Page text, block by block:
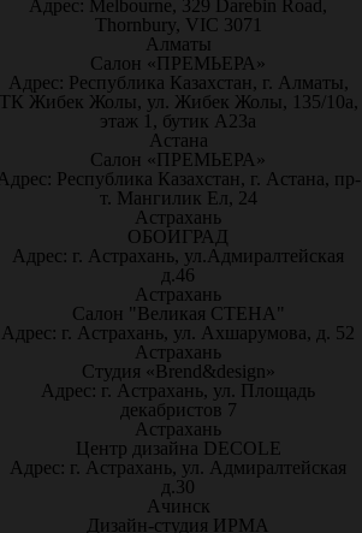
Адрес: Melbourne, 329 Darebin Road,
Thornbury, VIC 3071
Алматы
Салон «ПРЕМЬЕРА»
Адрес: Республика Казахстан, г. Алматы,
Жибек Жолы, ул. Жибек Жолы, 135/10а,
этаж 1, бутик А23а
Астана
Салон «ПРЕМЬЕРА»
Республика Казахстан, г. Астана, пр-
т. Мангилик Ел, 24
Астрахань
ОБОИГРАД
Адрес: г. Астрахань, ул.Адмиралтейская
д.46
Астрахань
Салон "Великая СТЕНА"
Адрес: г. Астрахань, ул. Ахшарумова, д. 52
Астрахань
Студия «Brend&design»
Адрес: г. Астрахань, ул. Площадь
декабристов 7
Астрахань
Центр дизайна DECOLE
Адрес: г. Астрахань, ул. Адмиралтейская
д.30
Ачинск
Дизайн-студия ИРМА